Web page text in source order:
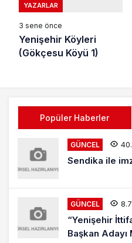
YAZARLAR
3 sene önce
Yenişehir Köyleri
(Gökçesu Köyü 1)
Popüler Haberler
GÜNCEL
Sendika ile
GÜNCEL
“Yenişehir